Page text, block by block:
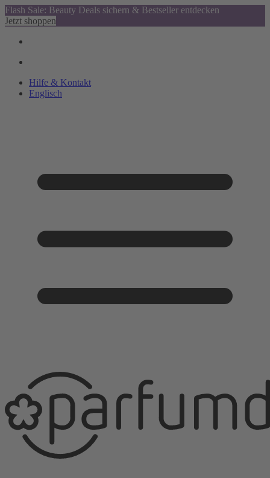
Flash Sale: Beauty Deals sichern & Bestseller entdecken
Jetzt shoppen
Hilfe & Kontakt
Englisch